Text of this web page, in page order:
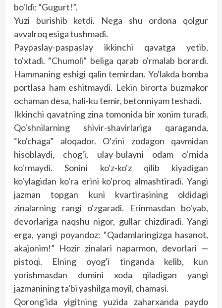
bo'ldi: “Gugurt!”.
Yuzi burishib ketdi. Nega shu ordona qolgur
avvalroq esiga tushmadi.
Paypaslay-paspaslay ikkinchi qavatga yetib,
to'xtadi. “Chumoli” beliga qarab o'rmalab borardi.
Hammaning eshigi qalin temirdan. Yo'lakda bomba
portlasa ham eshitmaydi. Lekin birorta buzmakor
ochaman desa, hali-ku temir, betonniyam teshadi.
Ikkinchi qavatning zina tomonida bir xonim turadi.
Qo'shnilarning shivir-shavirlariga qaraganda,
“ko'chaga” aloqador. O'zini zodagon qavmidan
hisoblaydi, chog'i, ulay-bulayni odam o'rnida
ko'rmaydi. Sonini ko'z-ko'z qilib kiyadigan
ko'ylagidan ko'ra erini ko'proq almashtiradi. Yangi
jazman topgan kuni kvartirasining oldidagi
zinalarning rangi o'zgaradi. Erinmasdan bo'yab,
devorlariga naqshu nigor, gullar chizdiradi. Yangi
erga, yangi poyandoz: “Qadamlaringizga hasanot,
akajonim!” Hozir zinalari naparmon, devorlari —
pis­toqi. Elning oyog'i tinganda kelib, kun
yorishmasdan dumini xoda qiladigan yangi
jazmanining ta'bi yashilga moyil, chamasi.
Qorong'ida yigitning yuzida zaharxanda paydo